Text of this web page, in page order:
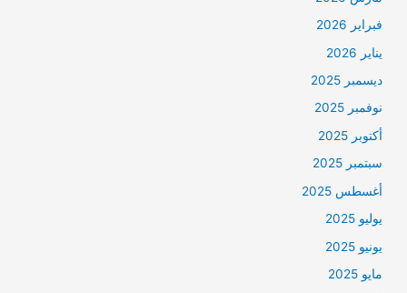
فبراير 2026
يناير 2026
ديسمبر 2025
نوفمبر 2025
أكتوبر 2025
سبتمبر 2025
أغسطس 2025
يوليو 2025
يونيو 2025
مايو 2025